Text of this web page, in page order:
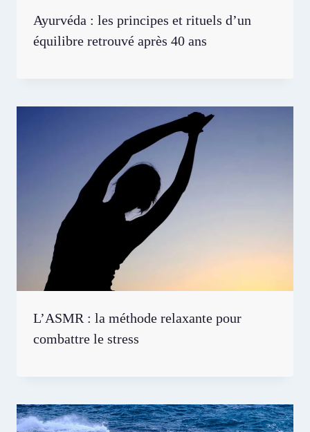
Ayurvéda : les principes et rituels d’un
équilibre retrouvé après 40 ans
L’ASMR : la méthode relaxante pour
combattre le stress